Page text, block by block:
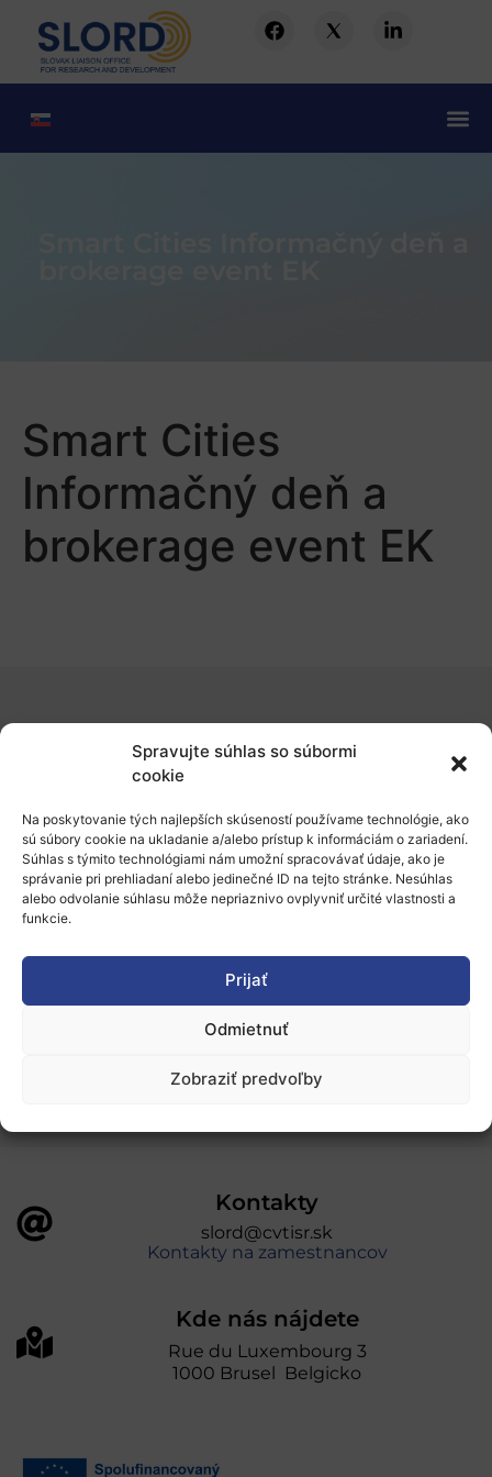
Spravujte súhlas so súbormi
cookie
Na poskytovanie tých najlepších skúseností používame technológie, ako
sú súbory cookie na ukladanie a/alebo prístup k informáciám o zariadení.
Súhlas s týmito technológiami nám umožní spracovávať údaje, ako je
správanie pri prehliadaní alebo jedinečné ID na tejto stránke. Nesúhlas
alebo odvolanie súhlasu môže nepriaznivo ovplyvniť určité vlastnosti a
funkcie.
Prijať
Odmietnuť
Zobraziť predvoľby
Smart Cities
Informačný deň a
brokerage event EK
Financovanie a podpora
Stáže a pobyty
Novinky
úniou v rámci Programu Slovensko. Portál
prevádzkuje Centrum vedecko-technických
Kontakty
slord@cvtisr.sk
Kontakty na zamestnancov
Kde nás nájdete
Rue du Luxembourg 3
1000 Brusel Belgicko